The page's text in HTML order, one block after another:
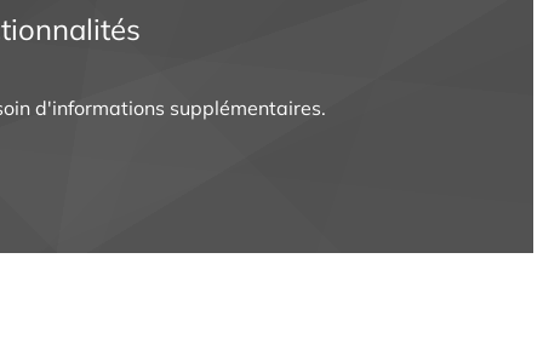
d'informations supplémentaires.